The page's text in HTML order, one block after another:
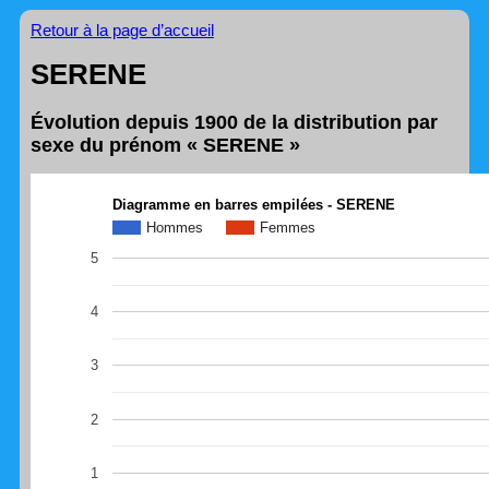
Retour à la page d’accueil
SERENE
Évolution depuis 1900 de la distribution par
sexe du prénom « SERENE »
Diagramme en barres empilées - SERENE
Hommes
Femmes
1
2
3
4
5